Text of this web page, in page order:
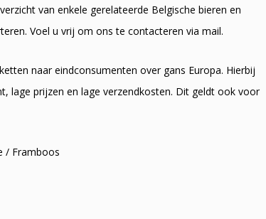
van enkele gerelateerde Belgische bieren en
Voel u vrij om ons te contacteren via mail.
naar eindconsumenten over gans Europa. Hierbij
lage prijzen en lage verzendkosten. Dit geldt ook voor
/ Framboos